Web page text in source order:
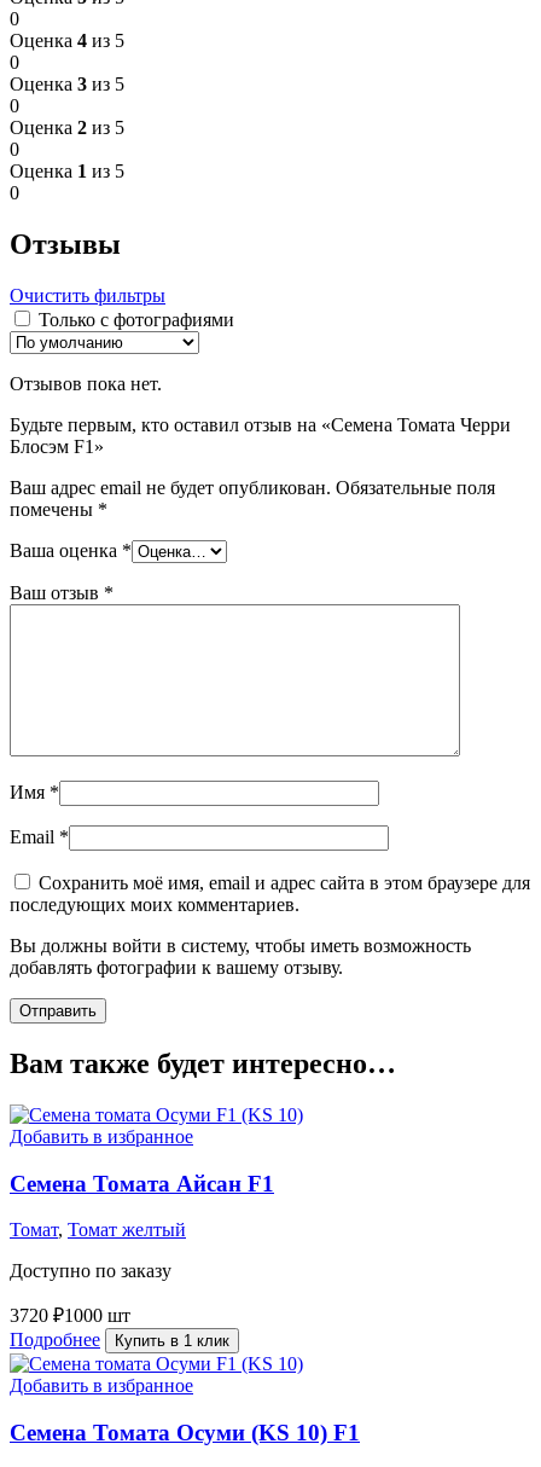
0
Оценка 4 из 5
0
Оценка 3 из 5
0
Оценка 2 из 5
0
Оценка 1 из 5
0
Отзывы
Очистить фильтры
Только с фотографиями
Отзывов пока нет.
Будьте первым, кто оставил отзыв на «Семена Томата Черри
Блосэм F1»
Ваш адрес email не будет опубликован. Обязательные поля
помечены *
Ваша оценка *
Ваш отзыв *
Имя *
Email *
Сохранить моё имя, email и адрес сайта в этом браузере для
последующих моих комментариев.
Вы должны войти в систему, чтобы иметь возможность
добавлять фотографии к вашему отзыву.
Вам также будет интересно…
Добавить в избранное
Семена Томата Айсан F1
Томат, Томат желтый
Доступно по заказу
3720 ₽1000 шт
Подробнее
Купить в 1 клик
Добавить в избранное
Семена Томата Осуми (KS 10) F1